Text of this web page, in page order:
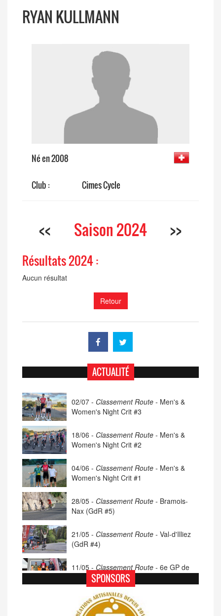
RYAN KULLMANN
Né en 2008
Club : Cimes Cycle
<< Saison 2024 >>
Résultats 2024 :
Aucun résultat
Retour
ACTUALITÉ
02/07 - Classement Route - Men's &
Women's Night Crit #3
18/06 - Classement Route - Men's &
Women's Night Crit #2
04/06 - Classement Route - Men's &
Women's Night Crit #1
28/05 - Classement Route - Bramois-
Nax (GdR #5)
21/05 - Classement Route - Val-d'Illiez
(GdR #4)
11/05 - Classement Route - 6e GP de
Porsel (TdC #4)
07/05 -Classement Route -
Pléiades (GdR #3)
SPONSORS